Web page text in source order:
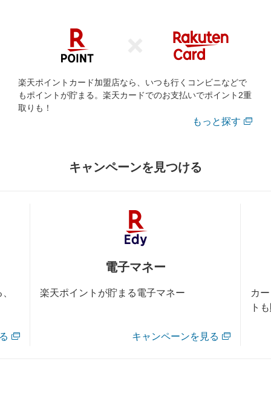
楽天ポイントカード加盟店なら、いつも行くコンビニなどで
もポイントが貯まる。楽天カードでのお支払いでポイント2重
取りも！
もっと探す
キャンペーンを見つける
電子マネー
楽天ポイントが貯まる電子マネー
キャンペーンを見る
カ
ト